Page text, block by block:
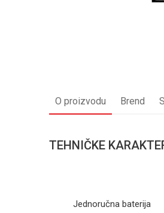
O proizvodu Brend
TEHNIČKE
Jednoručna baterija